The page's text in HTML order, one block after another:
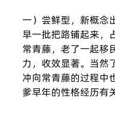
一）尝鲜型，新概念
早一批把路铺起来，
常青藤，老了一起移
力，收效显著。当然
冲向常青藤的过程中
爹早年的性格经历有